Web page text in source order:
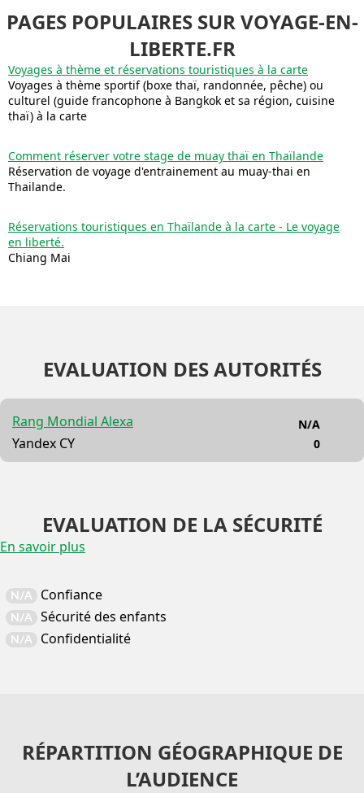
PAGES POPULAIRES SUR VOYAGE-EN-
LIBERTE.FR
Voyages à thème et réservations touristiques à la carte
Voyages à thème sportif (boxe thaï, randonnée, pêche) ou
culturel (guide francophone à Bangkok et sa région, cuisine
thaï) à la carte
Comment réserver votre stage de muay thaï en Thaïlande
Réservation de voyage d'entrainement au muay-thai en
Thailande.
Réservations touristiques en Thaïlande à la carte - Le voyage
en liberté.
Chiang Mai
EVALUATION DES AUTORITÉS
Rang Mondial Alexa
Yandex CY
N/A
0
EVALUATION DE LA SÉCURITÉ
En savoir plus
N/A Confiance
N/A Sécurité des enfants
N/A Confidentialité
RÉPARTITION GÉOGRAPHIQUE DE
L’AUDIENCE